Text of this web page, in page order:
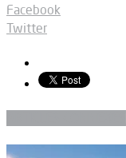
Facebook
Twitter